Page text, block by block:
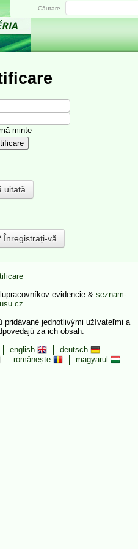
minte
uitată
Înregistrați-vă
Căutare
evidencie & seznam-
pridávané jednotlivými užívateľmi a
za ich obsah.
english
deutsch
românește magyarul